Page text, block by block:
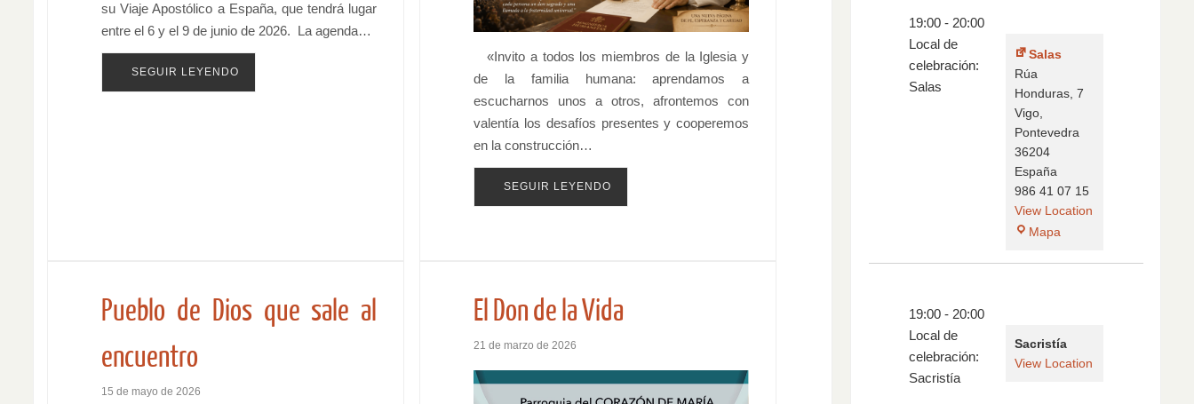
su Viaje Apostólico a España, que tendrá lugar
entre el 6 y el 9 de junio de 2026. La agenda…
SEGUIR LEYENDO
«Invito a todos los miembros de la Iglesia y
de la familia humana: aprendamos a
escucharnos unos a otros, afrontemos con
valentía los desafíos presentes y cooperemos
en la construcción…
SEGUIR LEYENDO
Pueblo de Dios que sale al
encuentro
15 de mayo de 2026
El Don de la Vida
21 de marzo de 2026
19:00- 20:00
Salas
Rúa
Honduras, 7
Vigo
Pontevedra
36204
España
986 41 07 15
View Location
Mapa
Local de
celebración:
Salas
19:00- 20:00
Sacristía
View Location
Local de
celebración:
Sacristía